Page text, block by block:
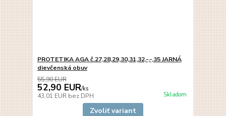
PROTETIKA AGA č.27,28,29,30,31,32,-,-,35 JARNÁ
dievčenská obuv
55,90 EUR
52,90 EUR/ks
43,01 EUR bez DPH Skladom
Zvoliť variant